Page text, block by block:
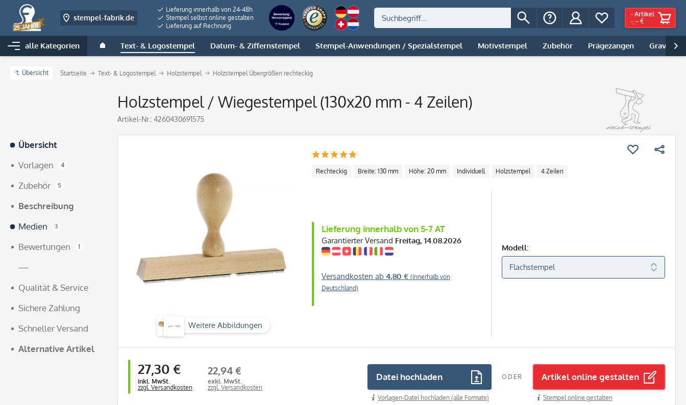
stempel-fabrik.de
Lieferung innerhalb von 24-48h
Stempel selbst online gestalten
Lieferung auf Rechnung
- Artikel
-,-- €
alle Kategorien Text- & Logostempel Datum- & Ziffernstempel Stempel-Anwendungen / Spezialstempel Motivstempel Zubehör Prägezangen Gravur |

Übersicht Startseite Text- & Logostempel Holzstempel Holzstempel Übergrößen rechteckig
Holzstempel / Wiegestempel (130x20 mm - 4 Zeilen)
Artikel-Nr.: 4260430691575
Übersicht
Vorlagen
4
Zubehör 5
Beschreibung
Medien
3
Bewertungen 1
—
Qualität & Service
Sichere Zahlung
Schneller Versand
Alternative Artikel
Weitere Abbildungen
Rechteckig Breite: 130 mm Höhe: 20 mm Individuell Holzstempel 4 Zeilen
Lieferung innerhalb von 5-7 AT
Garantierter Versand Freitag, 14.08.2026
Versandkosten ab 4,80 € (innerhalb von
Deutschland)
Modell:
27,30 €
inkl. MwSt.
zzgl. Versandkosten
22,94 €
exkl. MwSt.
zzgl. Versandkosten
Datei hochladen
Vorlagen-Datei hochladen (alle Formate)
ODER Artikel online gestalten
Stempel online gestalten